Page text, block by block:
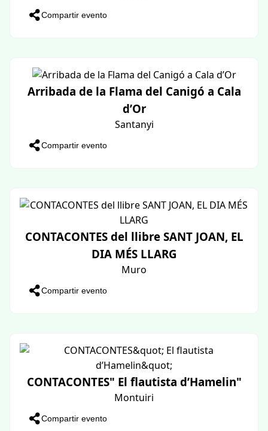
ARRIBADA DE LA FLAMA DEL CANIGÓ
Muro
Compartir evento
Arribada de la Flama del Canigó a Cala
d’Or
Santanyi
Compartir evento